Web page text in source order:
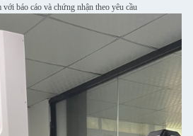
báo cáo và chứng nhận theo yêu cầu